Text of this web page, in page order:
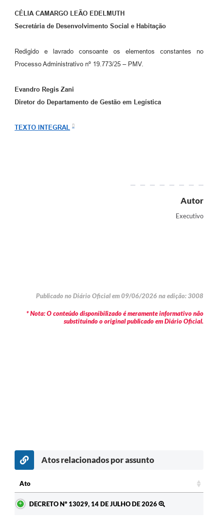
CÉLIA CAMARGO LEÃO EDELMUTH
Secretária de Desenvolvimento Social e Habitação
Redigido e lavrado consoante os elementos constantes no
Processo Administrativo nº 19.773/25 – PMV.
Evandro Regis Zani
Diretor do Departamento de Gestão em Legística
TEXTO INTEGRAL
Autor
Executivo
Publicado no Diário Oficial em 09/06/2026 na edição: 3008
* Nota: O conteúdo disponibilizado é meramente informativo não
substituindo o original publicado em Diário Oficial.
Atos relacionados por assunto
Ato
DECRETO Nº 13029, 14 DE JULHO DE 2026